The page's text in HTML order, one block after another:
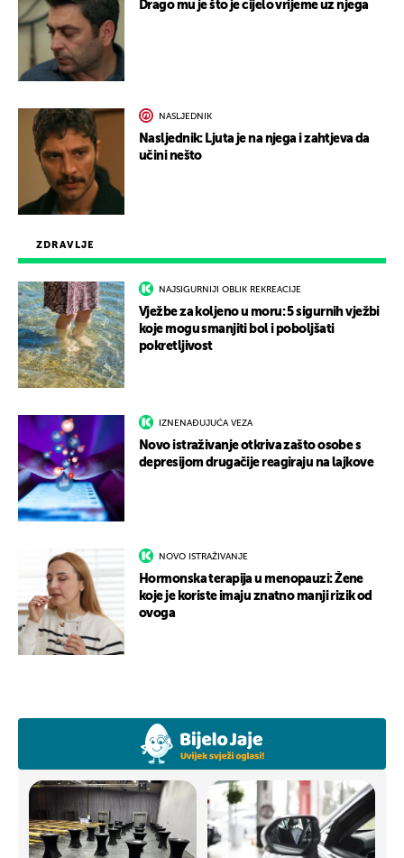
ZDRAVLJE
NAJSIGURNIJI OBLIK REKREACIJE
Vježbe za koljeno u moru: 5 sigurnih vježbi
koje mogu smanjiti bol i poboljšati
pokretljivost
IZNENAĐUJUĆA VEZA
Novo istraživanje otkriva zašto osobe s
depresijom drugačije reagiraju na lajkove
NOVO ISTRAŽIVANJE
Hormonska terapija u menopauzi: Žene
koje je koriste imaju znatno manji rizik od
ovoga
Drago mu je što je cijelo vrijeme uz njega
NASLJEDNIK
Nasljednik: Ljuta je na njega i zahtjeva da
učini nešto